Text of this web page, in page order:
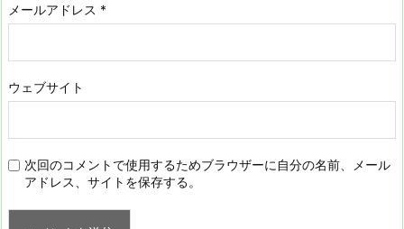
メールアドレス *
ウェブサイト
次回のコメントで使用するためブラウザーに自分の名前、メール
アドレス、サイトを保存する。